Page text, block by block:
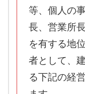
等、個人の
長、営業所
を有する地
者として、
る下記の経